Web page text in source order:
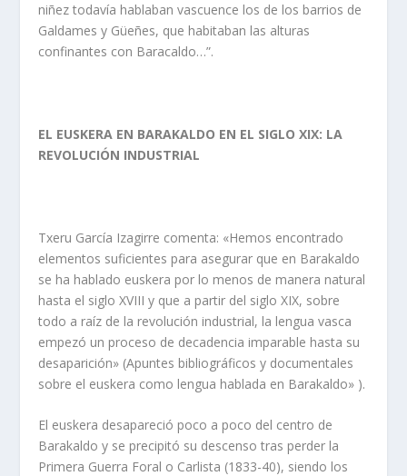
niñez todavía hablaban vascuence los de los barrios de
Galdames y Güeñes, que habitaban las alturas
confinantes con Baracaldo…”.
EL EUSKERA EN BARAKALDO EN EL SIGLO XIX: LA
REVOLUCIÓN INDUSTRIAL
Txeru García Izagirre comenta: «Hemos encontrado
elementos suficientes para asegurar que en Barakaldo
se ha hablado euskera por lo menos de manera natural
hasta el siglo XVIII y que a partir del siglo XIX, sobre
todo a raíz de la revolución industrial, la lengua vasca
empezó un proceso de decadencia imparable hasta su
desaparición» (Apuntes bibliográficos y documentales
sobre el euskera como lengua hablada en Barakaldo» ).
El euskera desapareció poco a poco del centro de
Barakaldo y se precipitó su descenso tras perder la
Primera Guerra Foral o Carlista (1833-40), siendo los